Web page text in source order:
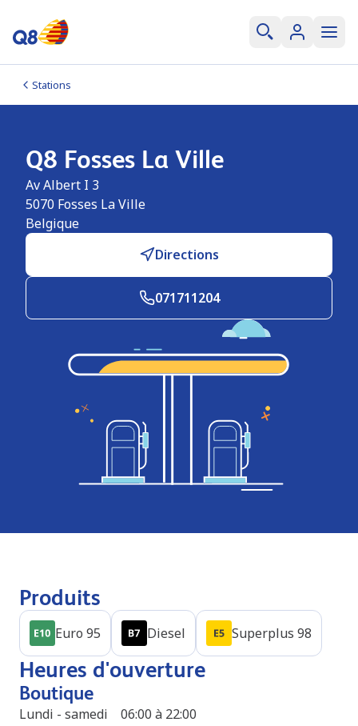
Stations
Q8 Fosses La Ville
Av Albert I 3
5070 Fosses La Ville
Belgique
Directions
071711204
Produits
Euro 95 Diesel Superplus 98
Heures d'ouverture
Boutique
Lundi - samedi
06:00 à 22:00